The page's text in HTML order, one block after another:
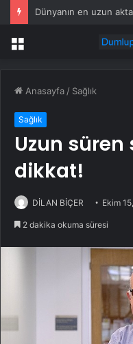
Menü
Anasayfa / Sağlık
Sağlık
Uzun süren
dikkat!
DİLAN BİÇER Ekim
2 dakika okuma süresi